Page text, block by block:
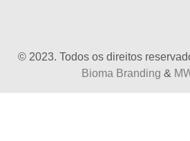
© 2023. Todos os direitos
Bioma Branding &